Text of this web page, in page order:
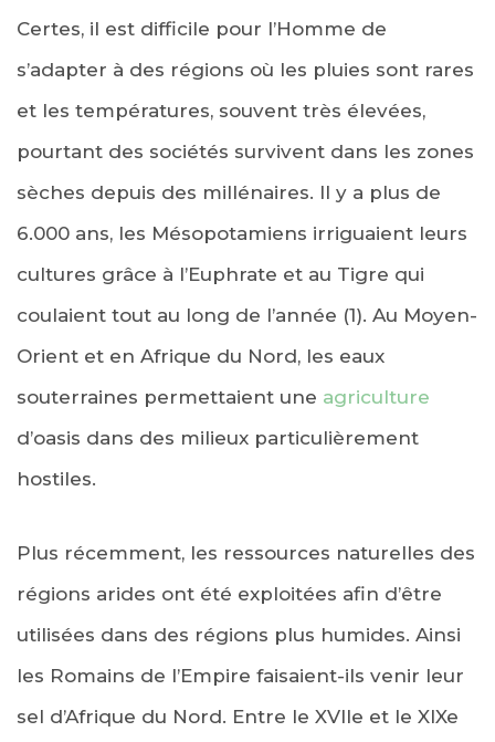
Certes, il est difficile pour l’Homme de
s’adapter à des régions où les pluies sont rares
et les températures, souvent très élevées,
pourtant des sociétés survivent dans les zones
sèches depuis des millénaires. Il y a plus de
6.000 ans, les Mésopotamiens irriguaient leurs
cultures grâce à l’Euphrate et au Tigre qui
coulaient tout au long de l’année (1). Au Moyen-
Orient et en Afrique du Nord, les eaux
souterraines permettaient une agriculture
d’oasis dans des milieux particulièrement
hostiles.
Plus récemment, les ressources naturelles des
régions arides ont été exploitées afin d’être
utilisées dans des régions plus humides. Ainsi
les Romains de l’Empire faisaient-ils venir leur
sel d’Afrique du Nord. Entre le XVIIe et le XIXe